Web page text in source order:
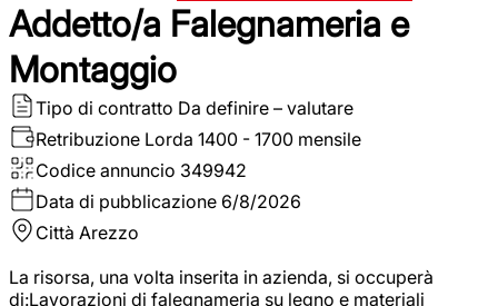
Addetto/a Falegnameria e
Montaggio
Tipo di contratto Da definire – valutare
Retribuzione Lorda 1400 - 1700 mensile
Codice annuncio 349942
Data di pubblicazione 6/8/2026
Città Arezzo
La risorsa, una volta inserita in azienda, si occuperà
di:Lavorazioni di falegnameria su legno e materiali